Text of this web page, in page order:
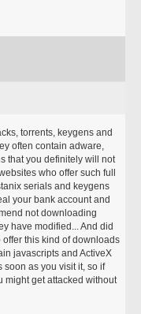
torrents, keygens and
often contain adware,
that you definitely will not
who offer such full
serials and keygens
your bank account and
not downloading
have modified... And did
this kind of downloads
javascripts and ActiveX
soon as you visit it, so if
might get attacked without